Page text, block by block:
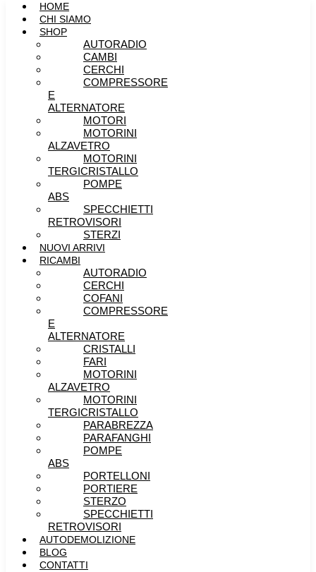
HOME
CHI SIAMO
SHOP
AUTORADIO
CAMBI
CERCHI
COMPRESSORE
E
ALTERNATORE
MOTORI
MOTORINI
ALZAVETRO
MOTORINI
TERGICRISTALLO
POMPE
ABS
SPECCHIETTI
RETROVISORI
STERZI
NUOVI ARRIVI
RICAMBI
AUTORADIO
CERCHI
COFANI
COMPRESSORE
E
ALTERNATORE
CRISTALLI
FARI
MOTORINI
ALZAVETRO
MOTORINI
TERGICRISTALLO
PARABREZZA
PARAFANGHI
POMPE
ABS
PORTELLONI
PORTIERE
STERZO
SPECCHIETTI
RETROVISORI
AUTODEMOLIZIONE
BLOG
CONTATTI